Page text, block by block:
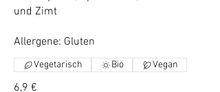
und Zimt
Allergene: Gluten
6,9 €
Vegetarisch Bio Vegan